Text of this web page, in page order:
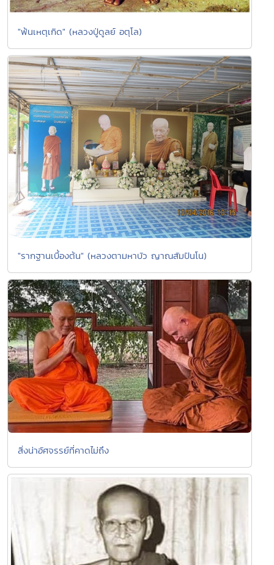
"พ้นเหตุเกิด" (หลวงปู่ดูลย์ อตุโล)
"รากฐานเบื้องต้น" (หลวงตามหาบัว ญาณสัมปันโน)
สิ่งน่าอัศจรรย์ที่คาดไม่ถึง